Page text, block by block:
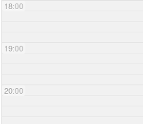
18:00
19:00
20:00